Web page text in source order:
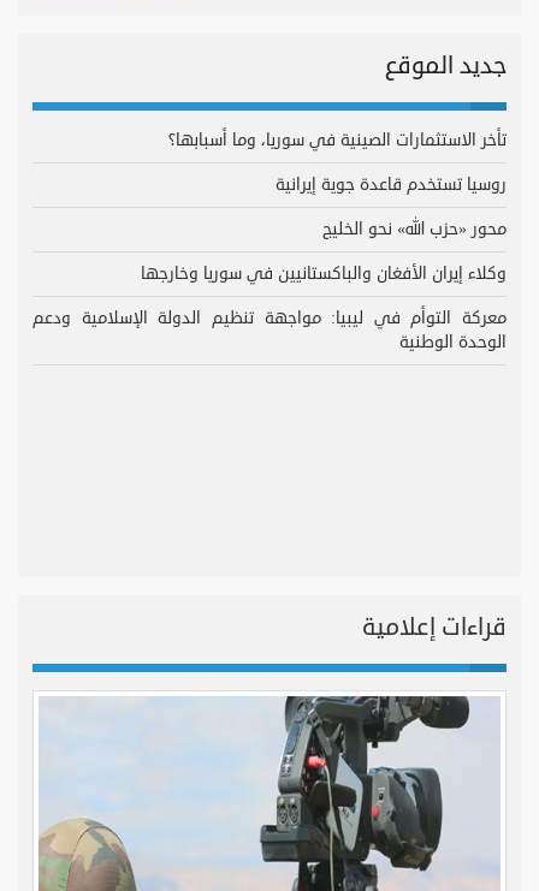
جديد الموقع
تأخر الاستثمارات الصينية في سوريا، وما أسبابها؟
روسيا تستخدم قاعدة جوية إيرانية
محور «حزب الله» نحو الخليج
وكلاء إيران الأفغان والباكستانيين في سوريا وخارجها
معركة التوأم في ليبيا: مواجهة تنظيم الدولة الإسلامية ودعم
الوحدة الوطنية
قراءات إعلامية